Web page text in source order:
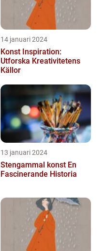
14 januari 2024
Konst Inspiration:
Utforska Kreativitetens
Källor
13 januari 2024
Stengammal konst En
Fascinerande Historia